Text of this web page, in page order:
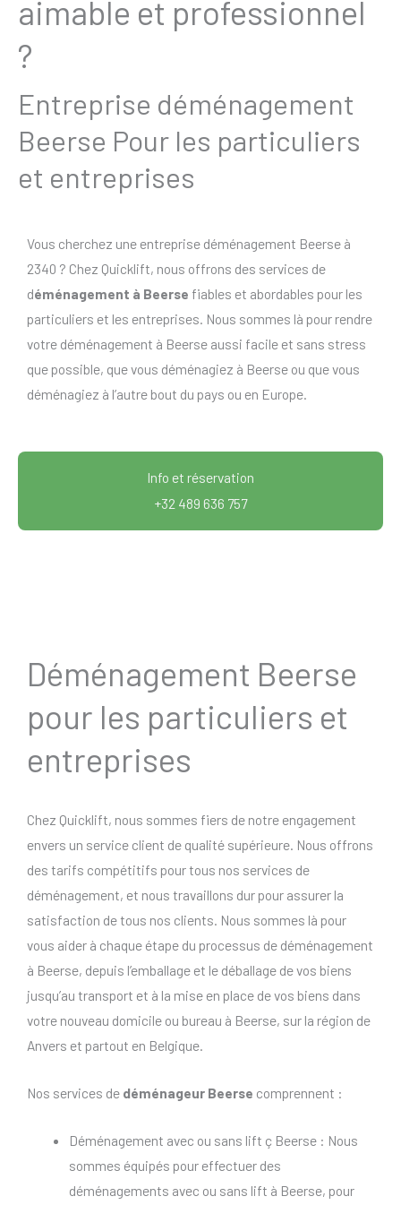
aimable et professionnel
?
Entreprise déménagement
Beerse Pour les particuliers
et entreprises
Vous cherchez une entreprise déménagement Beerse à
2340 ? Chez Quicklift, nous offrons des services de
déménagement à Beerse fiables et abordables pour les
particuliers et les entreprises. Nous sommes là pour rendre
votre déménagement à Beerse aussi facile et sans stress
que possible, que vous déménagiez à Beerse ou que vous
déménagiez à l’autre bout du pays ou en Europe.
Info et réservation
+32 489 636 757
Déménagement Beerse
pour les particuliers et
entreprises
Chez Quicklift, nous sommes fiers de notre engagement
envers un service client de qualité supérieure. Nous offrons
des tarifs compétitifs pour tous nos services de
déménagement, et nous travaillons dur pour assurer la
satisfaction de tous nos clients. Nous sommes là pour
vous aider à chaque étape du processus de déménagement
à Beerse, depuis l’emballage et le déballage de vos biens
jusqu’au transport et à la mise en place de vos biens dans
votre nouveau domicile ou bureau à Beerse, sur la région de
Anvers et partout en Belgique.
Nos services de déménageur Beerse comprennent :
Déménagement avec ou sans lift ç Beerse : Nous
sommes équipés pour effectuer des
déménagements avec ou sans lift à Beerse, pour